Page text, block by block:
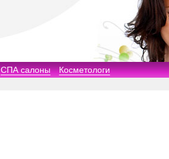
СПА салоны Косметологи